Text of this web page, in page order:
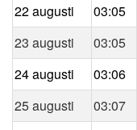
22 augusti
03:05
23 augusti
03:05
24 augusti
03:06
25 augusti
03:07